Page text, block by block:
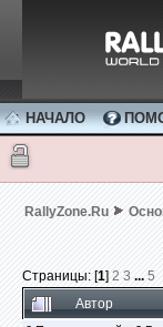
НАЧАЛО
RallyZone.Ru
Страницы: [1] 2 3 ... 5
Автор